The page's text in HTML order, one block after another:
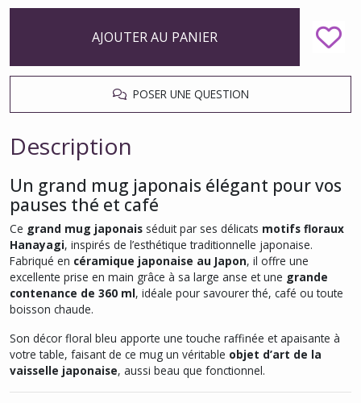
AJOUTER AU PANIER
POSER UNE QUESTION
Description
Un grand mug japonais élégant pour vos
pauses thé et café
Ce grand mug japonais séduit par ses délicats motifs floraux
Hanayagi, inspirés de l’esthétique traditionnelle japonaise.
Fabriqué en céramique japonaise au Japon, il offre une
excellente prise en main grâce à sa large anse et une grande
contenance de 360 ml, idéale pour savourer thé, café ou toute
boisson chaude.
Son décor floral bleu apporte une touche raffinée et apaisante à
votre table, faisant de ce mug un véritable objet d’art de la
vaisselle japonaise, aussi beau que fonctionnel.